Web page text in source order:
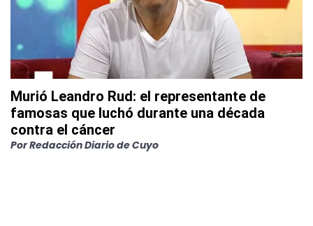
Murió Leandro Rud: el representante de
famosas que luchó durante una década
contra el cáncer
PorRedacción Diario de Cuyo